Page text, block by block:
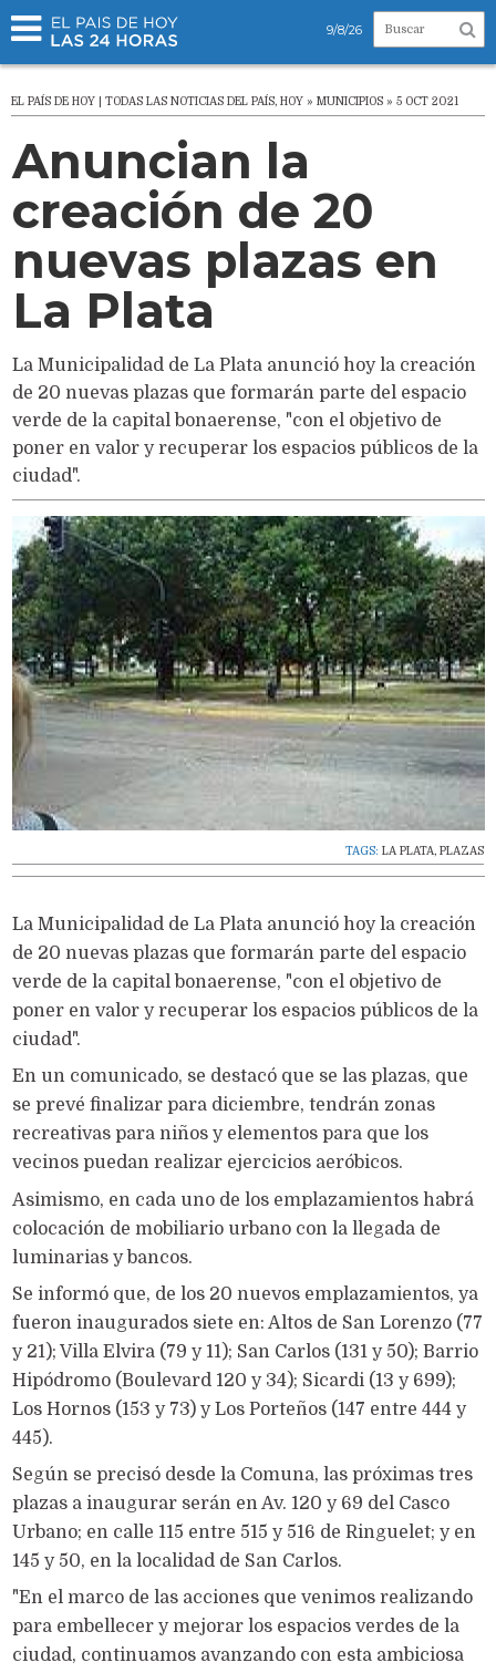
9/8/26
EL PAÍS DE HOY | TODAS LAS NOTICIAS DEL PAÍS, HOY » MUNICIPIOS » 5 OCT 2021
Anuncian la
creación de 20
nuevas plazas en
La Plata
La Municipalidad de La Plata anunció hoy la creación
de 20 nuevas plazas que formarán parte del espacio
verde de la capital bonaerense, "con el objetivo de
poner en valor y recuperar los espacios públicos de la
ciudad".
TAGS: LA PLATA, PLAZAS
La Municipalidad de La Plata anunció hoy la creación
de 20 nuevas plazas que formarán parte del espacio
verde de la capital bonaerense, "con el objetivo de
poner en valor y recuperar los espacios públicos de la
ciudad".
En un comunicado, se destacó que se las plazas, que
se prevé finalizar para diciembre, tendrán zonas
recreativas para niños y elementos para que los
vecinos puedan realizar ejercicios aeróbicos.
Asimismo, en cada uno de los emplazamientos habrá
colocación de mobiliario urbano con la llegada de
luminarias y bancos.
Se informó que, de los 20 nuevos emplazamientos, ya
fueron inaugurados siete en: Altos de San Lorenzo (77
y 21); Villa Elvira (79 y 11); San Carlos (131 y 50); Barrio
Hipódromo (Boulevard 120 y 34); Sicardi (13 y 699);
Los Hornos (153 y 73) y Los Porteños (147 entre 444 y
445).
Según se precisó desde la Comuna, las próximas tres
plazas a inaugurar serán en Av. 120 y 69 del Casco
Urbano; en calle 115 entre 515 y 516 de Ringuelet; y en
145 y 50, en la localidad de San Carlos.
"En el marco de las acciones que venimos realizando
para embellecer y mejorar los espacios verdes de la
ciudad, continuamos avanzando con esta ambiciosa